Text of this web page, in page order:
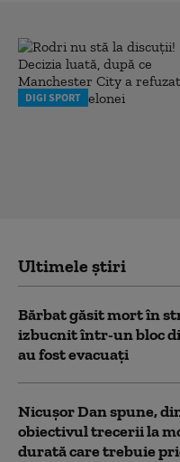
DIGI SPORT
Ultimele știri
Bărbat găsit mort în
izbucnit într-un bloc
au fost evacuați
Nicușor Dan spune,
obiectivul trecerii la
durată care trebuie